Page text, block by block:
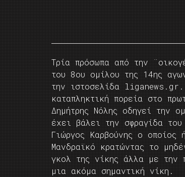
Τρία πρόσωπα από την
του 8ου ομίλου της 14ης
την ιστοσελίδα
καταπληκτική πορεία στο
Δημήτρης Νόλης οδηγεί την
έχει βάλει την σφραγίδα
Γιώργος Καρβούνης ο
Μανδραϊκό κρατώντας το
γκολ της νίκης άλλα με την
μια ακόμα σημαντική νίκη.